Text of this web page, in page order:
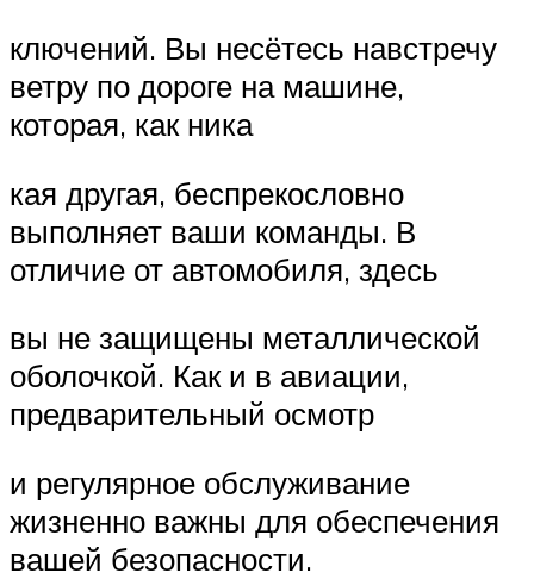
ключений. Вы несётесь навстречу
ветру по дороге на машине,
которая, как ника
кая другая, беспрекословно
выполняет ваши команды. В
отличие от автомобиля, здесь
вы не защищены металлической
оболочкой. Как и в авиации,
предварительный осмотр
и регулярное обслуживание
жизненно важны для обеспечения
вашей безопасности.